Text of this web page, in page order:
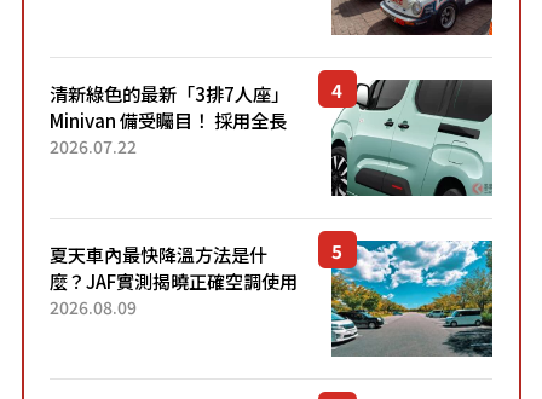
清新綠色的最新「3排7人座」
Minivan 備受矚目！ 採用全長
4.7公尺剛剛好的車身尺寸與
2026.07.22
夏天車內最快降溫方法是什
麼？JAF實測揭曉正確空調使用
方式
2026.08.09